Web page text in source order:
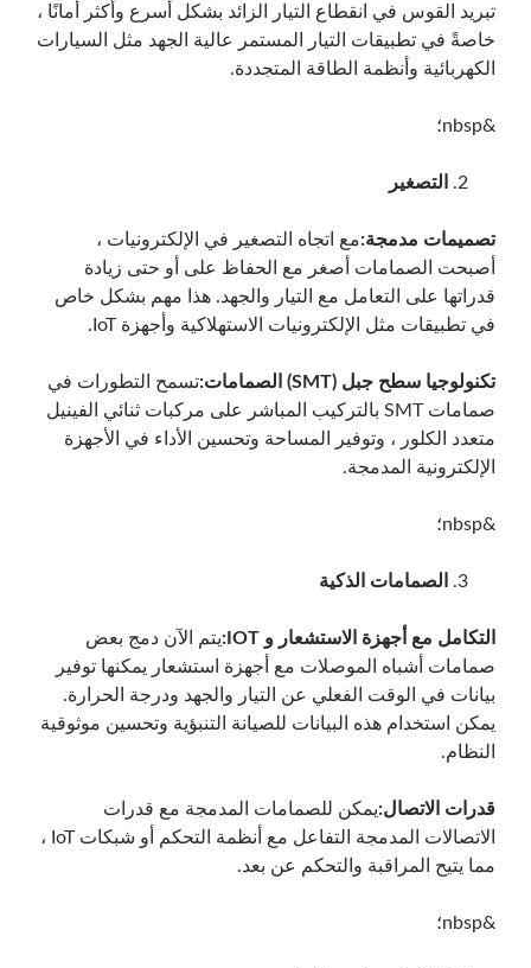
تبريد القوس في انقطاع التيار الزائد بشكل أسرع وأكثر أمانًا ،
خاصةً في تطبيقات التيار المستمر عالية الجهد مثل السيارات
الكهربائية وأنظمة الطاقة المتجددة.
&nbsp؛
التصغير
تصميمات مدمجة:مع اتجاه التصغير في الإلكترونيات ،
أصبحت الصمامات أصغر مع الحفاظ على أو حتى زيادة
قدراتها على التعامل مع التيار والجهد. هذا مهم بشكل خاص
في تطبيقات مثل الإلكترونيات الاستهلاكية وأجهزة IoT.
تكنولوجيا سطح جبل (SMT) الصمامات:
تسمح التطورات في
صمامات SMT بالتركيب المباشر على مركبات ثنائي الفينيل
متعدد الكلور ، وتوفير المساحة وتحسين الأداء في الأجهزة
الإلكترونية المدمجة.
&nbsp؛
الصمامات الذكية
التكامل مع أجهزة الاستشعار و IOT:
يتم الآن دمج بعض
صمامات أشباه الموصلات مع أجهزة استشعار يمكنها توفير
بيانات في الوقت الفعلي عن التيار والجهد ودرجة الحرارة.
يمكن استخدام هذه البيانات للصيانة التنبؤية وتحسين موثوقية
النظام.
قدرات الاتصال:يمكن للصمامات المدمجة مع قدرات
الاتصالات المدمجة التفاعل مع أنظمة التحكم أو شبكات IoT ،
مما يتيح المراقبة والتحكم عن بعد.
&nbsp؛